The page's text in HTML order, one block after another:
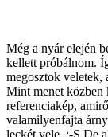
Még a nyár elején
kellett próbálnom.
megosztok veletek,
Mint menet közben
referenciakép,
valamilyenfajta
leckét vele. :-S De